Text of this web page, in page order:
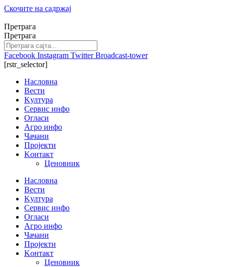
Скочите на садржај
Претрага
Претрага
Facebook Instagram Twitter Broadcast-tower
[rstr_selector]
Насловна
Вести
Kултура
Сервис инфо
Огласи
Агро инфо
Чачани
Пројекти
Kонтакт
Ценовник
Насловна
Вести
Kултура
Сервис инфо
Огласи
Агро инфо
Чачани
Пројекти
Kонтакт
Ценовник